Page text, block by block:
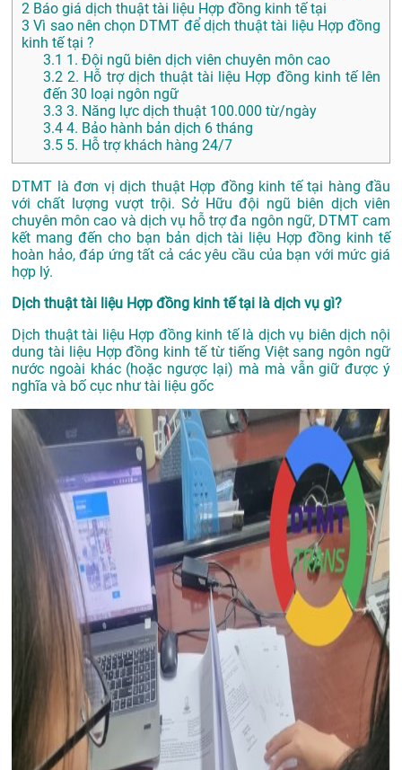
2 Báo giá dịch thuật tài liệu Hợp đồng kinh tế tại
3 Vì sao nên chọn DTMT để dịch thuật tài liệu Hợp đồng
kinh tế tại ?
3.1 1. Đội ngũ biên dịch viên chuyên môn cao
3.2 2. Hỗ trợ dịch thuật tài liệu Hợp đồng kinh tế lên
đến 30 loại ngôn ngữ
3.3 3. Năng lực dịch thuật 100.000 từ/ngày
3.4 4. Bảo hành bản dịch 6 tháng
3.5 5. Hỗ trợ khách hàng 24/7
DTMT là đơn vị dịch thuật Hợp đồng kinh tế tại hàng đầu
với chất lượng vượt trội. Sở Hữu đội ngũ biên dịch viên
chuyên môn cao và dịch vụ hỗ trợ đa ngôn ngữ, DTMT cam
kết mang đến cho bạn bản dịch tài liệu Hợp đồng kinh tế
hoàn hảo, đáp ứng tất cả các yêu cầu của bạn với mức giá
hợp lý.
Dịch thuật tài liệu Hợp đồng kinh tế tại là dịch vụ gì?
Dịch thuật tài liệu Hợp đồng kinh tế là dịch vụ biên dịch nội
dung tài liệu Hợp đồng kinh tế từ tiếng Việt sang ngôn ngữ
nước ngoài khác (hoặc ngược lại) mà mà vẫn giữ được ý
nghĩa và bố cục như tài liệu gốc